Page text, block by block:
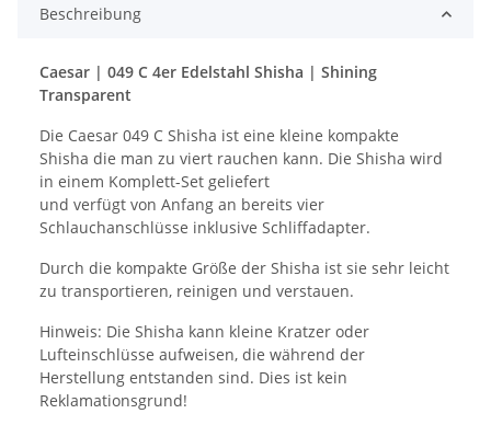
Beschreibung
Caesar | 049 C 4er Edelstahl Shisha | Shining
Transparent
Die Caesar 049 C Shisha ist eine kleine kompakte
Shisha die man zu viert rauchen kann. Die Shisha wird
in einem Komplett-Set geliefert
und verfügt von Anfang an bereits vier
Schlauchanschlüsse inklusive Schliffadapter.
Durch die kompakte Größe der Shisha ist sie sehr leicht
zu transportieren, reinigen und verstauen.
Hinweis: Die Shisha kann kleine Kratzer oder
Lufteinschlüsse aufweisen, die während der
Herstellung entstanden sind. Dies ist kein
Reklamationsgrund!